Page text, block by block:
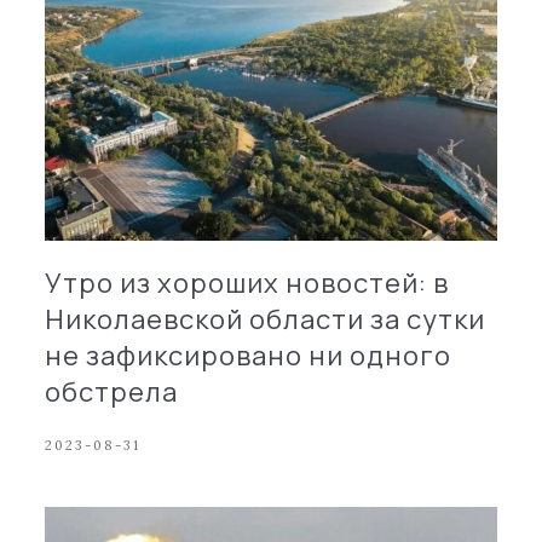
Утро из хороших новостей: в
Николаевской области за сутки
не зафиксировано ни одного
обстрела
2023-08-31